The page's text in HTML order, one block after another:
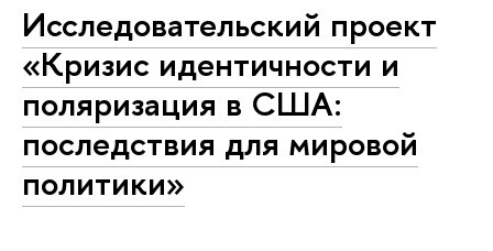
Исследовательский проект
«Кризис идентичности и
поляризация в США:
последствия для мировой
политики»